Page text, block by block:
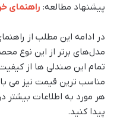
پیشنهاد مطالعه: راهنمای
در ادامه این مطلب از
مدل‌های برتر از این نوع
تمام این صندلی ها از
مناسب ترین قیمت نیز می
هر مورد به اطلاعات
پیدا کنید.